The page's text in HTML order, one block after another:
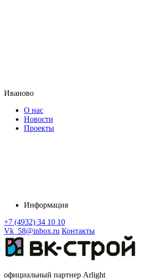
Иваново
О нас
Новости
Проекты
Информация
+7 (4932) 34 10 10
Vk_58@inbox.ru Контакты
официальный партнер Arlight